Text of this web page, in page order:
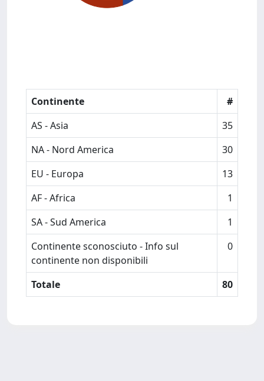
Continente
#
AS - Asia
35
NA - Nord America
30
EU - Europa
13
AF - Africa
1
SA - Sud America
1
Continente sconosciuto - Info sul
continente non disponibili
0
Totale 80